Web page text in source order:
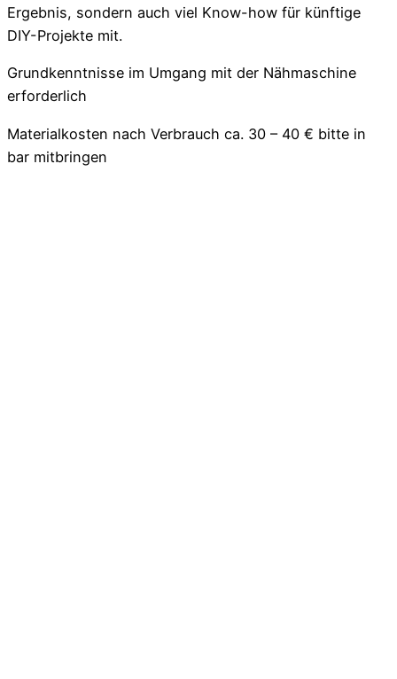
Ergebnis, sondern auch viel Know-how für künftige
DIY-Projekte mit.
Grundkenntnisse im Umgang mit der Nähmaschine
erforderlich
Materialkosten nach Verbrauch ca. 30 – 40 € bitte in
bar mitbringen